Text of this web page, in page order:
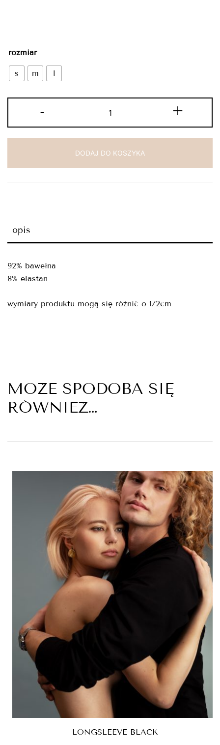
rozmiar
s m l
-
longsleeve
black
+
DODAJ DO KOSZYKA
opis
92% bawełna
8% elastan
wymiary produktu mogą się różnić o 1/2cm
MOŻE SPODOBA SIĘ
RÓWNIEŻ…
LONGSLEEVE BLACK